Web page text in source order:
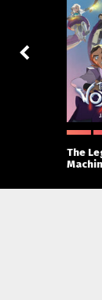
The